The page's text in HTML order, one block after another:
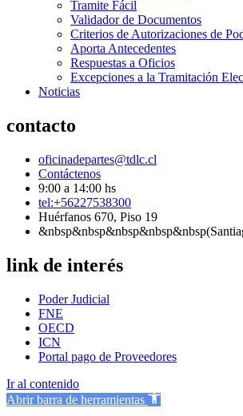
Tramite Fácil
Validador de Documentos
Criterios de Autorizaciones de
Aporta Antecedentes
Respuestas a Oficios
Excepciones a la Tramitación
Noticias
contacto
oficinadepartes@tdlc.cl
Contáctenos
9:00 a 14:00 hs
tel:+56227538300
Huérfanos 670, Piso 19
link de interés
Poder Judicial
FNE
OECD
ICN
Portal pago de Proveedores
Ir al contenido
Abrir barra de herramientas